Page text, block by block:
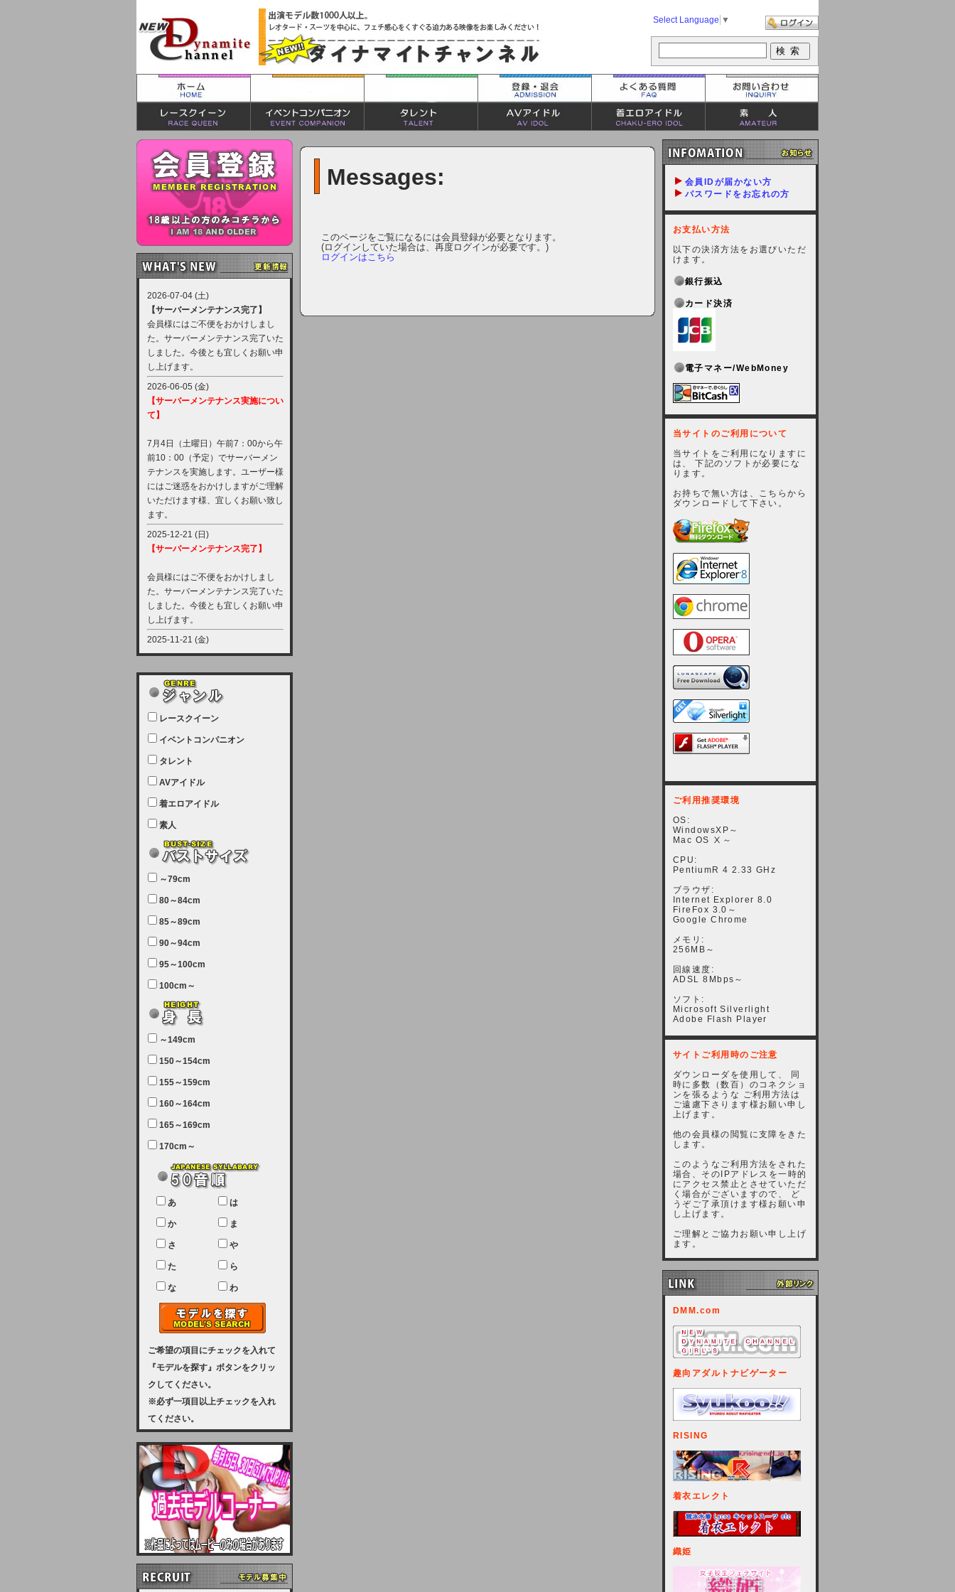
Select Language ▼
2026-07-04 (土)
【サーバーメンテナンス完了】
会員様にはご不便をおかけしまし
た。サーバーメンテナンス完了いた
しました。今後とも宜しくお願い申
し上げます。
2026-06-05 (金)
【サーバーメンテナンス実施につい
て】
7月4日（土曜日）午前7：00から午
前10：00（予定）でサーバーメン
テナンスを実施します。ユーザー様
にはご迷惑をおかけしますがご理解
いただけます様、宜しくお願い致し
ます。
2025-12-21 (日)
【サーバーメンテナンス完了】
会員様にはご不便をおかけしまし
た。サーバーメンテナンス完了いた
しました。今後とも宜しくお願い申
し上げます。
2025-11-21 (金)
【サーバーメンテナンス実施につい
12月21日（日曜日）午前9：00か
ら午前11：00（予定）でサーバー
メンテナンスを実施します。ユーザ
ー様にはご迷惑をおかけしますがご
理解いただけます様、宜しくお願い
致します。
2025-07-05 (土)
【サーバーメンテナンス完了のお知
本日、サーバーメンテナンスのため
ユーザー様には大変ご迷惑をおかけ
しました。無事、メンテナンスが完
致します。
2025-06-11 (水)
【サーバーメンテナンス実施につい
7月5日（土曜日）午前7：00から午
テナンスを実施します。ユーザー様
にはご迷惑をおかけしますがご理解
いただけます様、宜しくお願い致し
【クレジットカード決済について
②】
現在、クレジットカード決済はJCB
のみになっております。大変ご迷惑
キャシュでの決済は可能ですので、
宜しくお願い致します。
2024-02-23 (金)
【クレジットカード決済について】
只今、クレジットカード会社の都合
により決済ができない状況です。
ユーザー様には、大変ご迷惑をおか
けいたしまして申し訳ございませ
ん。
2023-08-31 (木)
【サーバーメンテナンス実施のお知
らせ】
2023年 9月10日（日曜日）午前8：
サーバーメンテナンスを実施いたし
ます。その為、アクセスはできませ
ますが、ご理解の程を宜しくお願い
致します。
2022-09-01 (木)
【サーバーメンテナンスのお知ら
せ】
9月10日（土曜日）AM6：00から
AM8：00（予定）サーバーメンテ
ナンスを致します。ご迷惑をおかけ
レースクイーン
イベントコンパニオン
タレント
AVアイドル
着エロアイドル
素人
～79cm
80～84cm
85～89cm
90～94cm
95～100cm
100cm～
～149cm
150～154cm
155～159cm
160～164cm
165～169cm
170cm～
あ は
か ま
さ や
た ら
な わ
ご希望の項目にチェックを入れて
『モデルを探す』ボタンをクリッ
クしてください。
※必ず一項目以上チェックを入れ
てください。
Messages:
このページをご覧になるには会員登録が必要となります。
(ログインしていた場合は、再度ログインが必要です。)
ログインはこちら
会員IDが届かない方
パスワードをお忘れの方
お支払い方法
以下の決済方法をお選びいただ
けます。
銀行振込
カード決済
電子マネー/WebMoney
当サイトのご利用について
当サイトをご利用になりますに
は、 下記のソフトが必要にな
ります。
お持ちで無い方は、こちらから
ダウンロードして下さい。
ご利用推奨環境
OS:
WindowsXP～
Mac OS Ⅹ～
CPU:
PentiumR 4 2.33 GHz
ブラウザ:
Internet Explorer 8.0
FireFox 3.0～
Google Chrome
メモリ:
256MB～
回線速度:
ADSL 8Mbps～
ソフト:
Microsoft Silverlight
Adobe Flash Player
サイトご利用時のご注意
ダウンローダを使用して、 同
時に多数（数百）のコネクショ
ンを張るような ご利用方法は
ご遠慮下さります様お願い申し
上げます。
他の会員様の閲覧に支障をきた
します。
このようなご利用方法をされた
場合、そのIPアドレスを一時的
にアクセス禁止とさせていただ
く場合がございますので、 ど
うぞご了承頂けます様お願い申
し上げます。
ご理解とご協力お願い申し上げ
ます。
DMM.com
趣向アダルトナビゲーター
RISING
着衣エレクト
織姫